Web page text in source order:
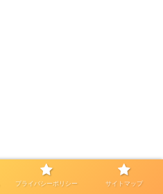
プライバシーポリシー サイトマップ